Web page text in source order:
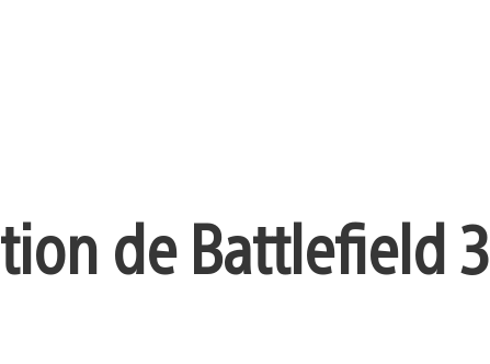
de Battlefield 3